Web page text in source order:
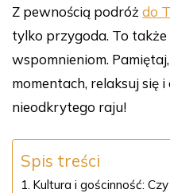
Z pewnością podróż do
tylko przygoda. To
wspomnieniom.
momentach, relaksuj się
nieodkrytego raju!
Spis treści
Kultura i gościnność: